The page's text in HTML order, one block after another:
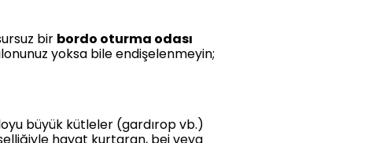
bir bordo oturma odası
yoksa bile endişelenmeyin;
büyük kütleler (gardırop vb.)
hayat kurtaran, bej veya